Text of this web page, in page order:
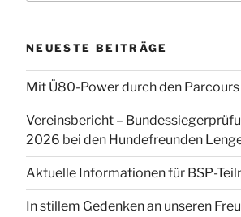
NEUESTE BEITRÄGE
Mit Ü80-Power durch den Parcours
Vereinsbericht –
2026 bei den Hundefreunden
Aktuelle Informationen für BSP-
In stillem Gedenken an unseren